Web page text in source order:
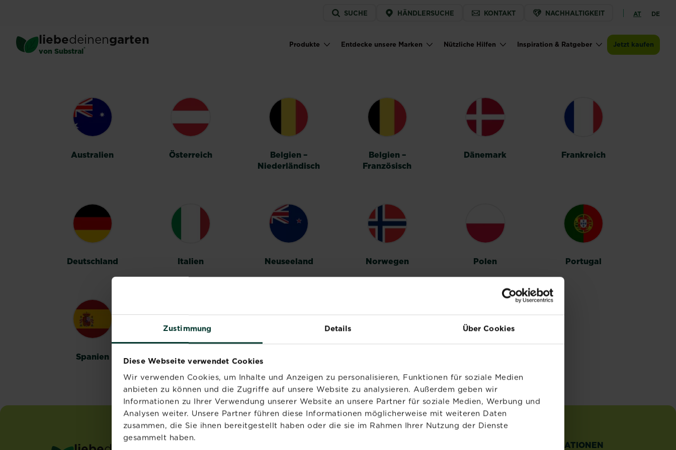
Zustimmung Details Über Cookies
Diese Webseite verwendet Cookies
Wir verwenden Cookies, um Inhalte und Anzeigen zu personalisieren, Funktionen für soziale Medien
anbieten zu können und die Zugriffe auf unsere Website zu analysieren. Außerdem geben wir
Informationen zu Ihrer Verwendung unserer Website an unsere Partner für soziale Medien, Werbung und
Analysen weiter. Unsere Partner führen diese Informationen möglicherweise mit weiteren Daten
zusammen, die Sie ihnen bereitgestellt haben oder die sie im Rahmen Ihrer Nutzung der Dienste
gesammelt haben.
content
Service
menu
SUCHE HÄNDLERSUCHE KONTAKT NACHHALTIGKEIT AT DE
liebedeinengarten
von Substral® Main navigation
Produkte Entdecke unsere Marken Nützliche Hilfen Inspiration & Ratgeber Jetzt kaufen
Australien Österreich
Belgien –
Niederländisch
Belgien –
Französisch
Dänemark Frankreich
Deutschland Italien Neuseeland Norwegen Polen Portugal
Spanien Schweden
INFORMATIONEN